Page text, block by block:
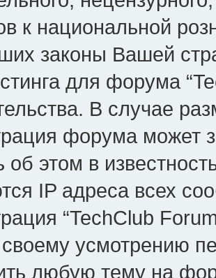
к национальной
законы Вашей
для форума
В случае
форума может
об этом в
IP адреса всех
“TechClub
усмотрению
любую тему на